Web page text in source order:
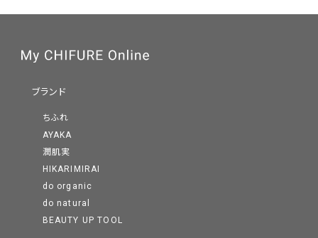
ブランド
ちふれ
AYAKA
潤肌実
HIKARIMIRAI
do organic
do natural
BEAUTY UP TOOL